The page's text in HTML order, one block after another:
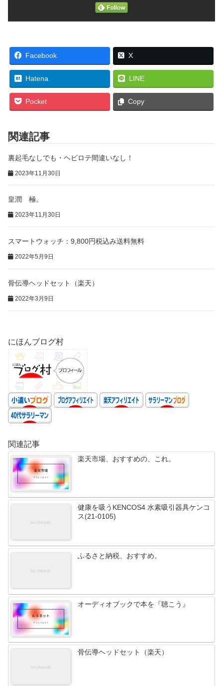
Facebook X
Hatena LINE
Pocket Copy
関連記事
裏起毛なしでも・ヘビロテ間違いなし！
2023年11月30日
皇潤 極。
2023年11月30日
スマートウォッチ：9,800円税込み送料無料
2022年5月9日
骨伝導ヘッドセット（楽天）
2022年3月9日
にほんブログ村
関連記事
楽天市場、おすすめの、これ。
健康を吸うKENCOS4 水素吸引器具ケンコ
ス(21-0105)
ふるさと納税、おすすめ。
オーディオブックで本を『聴こう』
骨伝導ヘッドセット（楽天）